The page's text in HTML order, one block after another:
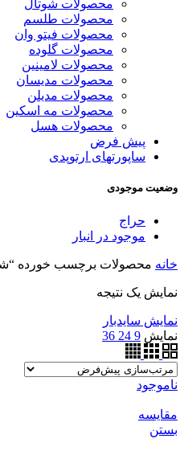
محصولات شوتال
محصولات طلسم
محصولات فیتو وان
محصولات گلوده
محصولات لامینین
محصولات مدیسان
محصولات مدیلن
محصولات مه اسکین
محصولات هسل
پیش فرض
ساپورتهای ارتوپدی
وضعیت موجودی
حراج
موجود در انبار
خانه محصولات برچسب خورده
نمایش یک نتیجه
نمایش سایدبار
نمایش 9
24
36
ناموجود
مقایسه
بستن